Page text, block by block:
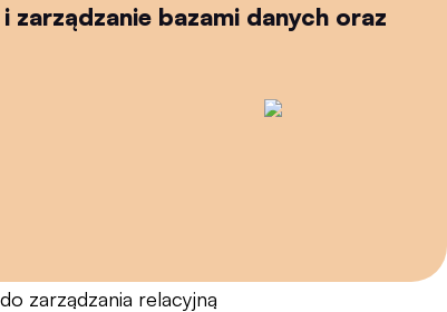
bazami danych oraz
zarządzania relacyjną